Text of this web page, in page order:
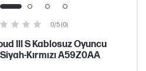
0/5 (0)
III S Kablosuz Oyuncu
Kırmızı A59Z0AA